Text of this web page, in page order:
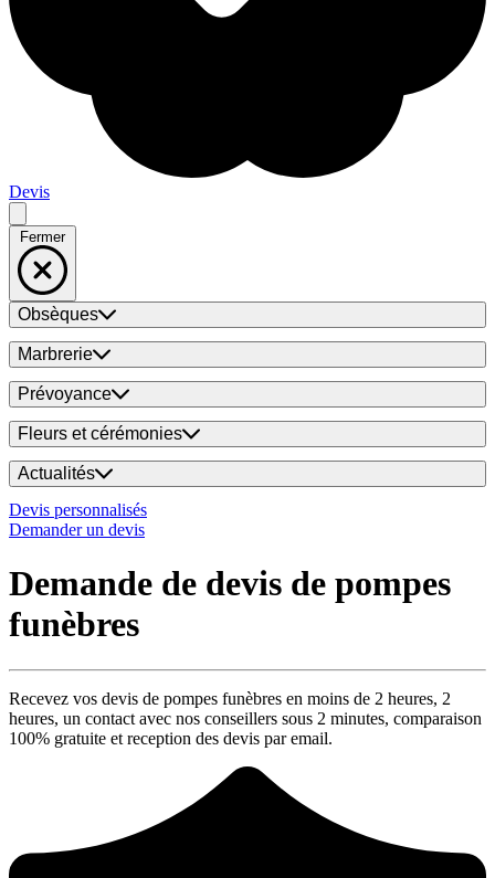
Devis
Fermer
Obsèques
Marbrerie
Prévoyance
Fleurs et cérémonies
Actualités
Devis personnalisés
Demander un devis
Demande de devis de pompes
funèbres
Recevez vos devis de pompes funèbres en moins de 2 heures, 2
heures, un contact avec nos conseillers sous 2 minutes, comparaison
100% gratuite et reception des devis par email.